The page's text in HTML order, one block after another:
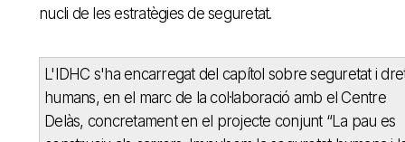
nucli de les estratègies de seguretat.
L'IDHC s'ha encarregat del capítol sobre seguretat i
humans, en el marc de la col·laboració amb el Centre
Delàs, concretament en el projecte conjunt “La pau es